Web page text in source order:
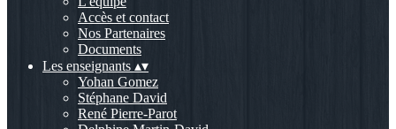
Accès et contact
Nos Partenaires
Documents
Les enseignants ▴▾
Yohan Gomez
Stéphane David
René Pierre-Parot